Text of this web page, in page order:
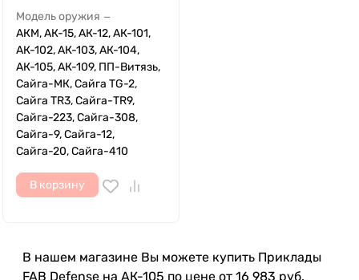
Модель оружия —
АКМ, АК-15, АК-12, АК-101,
АК-102, АК-103, АК-104,
АК-105, АК-109, ПП-Витязь,
Сайга-МК, Сайга TG-2,
Сайга TR3, Сайга-TR9,
Сайга-223, Сайга-308,
Сайга-9, Сайга-12,
Сайга-20, Сайга-410
В корзину
В нашем магазине Вы можете купить Приклады
FAB Defense на АК-105 по цене от 16 983 руб.